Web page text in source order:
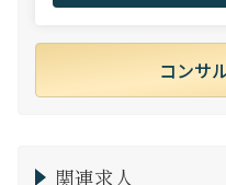
コンサ
関連求人